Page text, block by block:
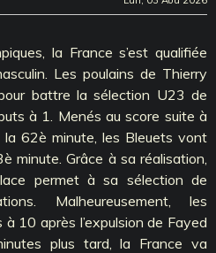
la France s’est qualifiée
Les poulains de Thierry
battre la sélection U23 de
à 1. Menés au score suite à
62è minute, les Bleuets vont
minute. Grâce à sa réalisation,
permet à sa sélection de
Malheureusement, les
10 après l’expulsion de Fayed
plus tard, la France va